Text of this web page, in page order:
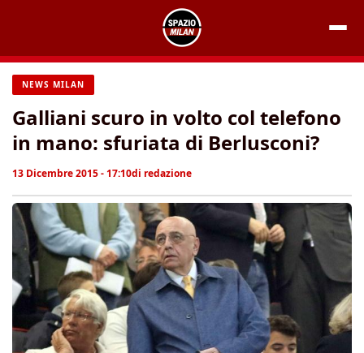
contenuto
NEWS MILAN
Galliani scuro in volto col telefono
in mano: sfuriata di Berlusconi?
13 Dicembre 2015 - 17:10di redazione